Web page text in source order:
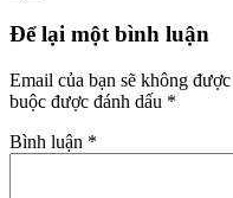
Để lại một bình luận
Email của bạn sẽ không
buộc được đánh dấu *
Bình luận *